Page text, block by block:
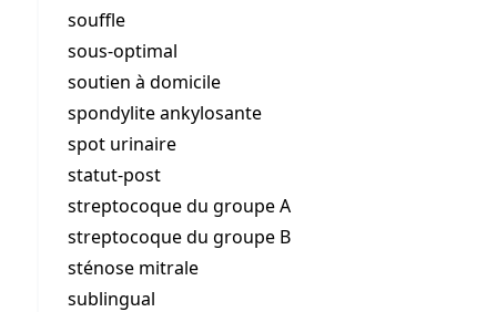
souffle
sous-optimal
soutien à domicile
spondylite ankylosante
spot urinaire
statut-post
streptocoque du groupe A
streptocoque du groupe B
sténose mitrale
sublingual